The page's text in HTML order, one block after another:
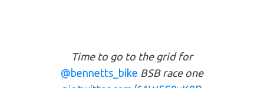
Time to go to the grid for
@bennetts_bike BSB race one